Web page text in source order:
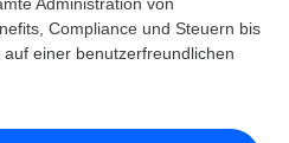
Kosten für Niederlassungen
bei der Einstellung
US-Bundesstaaten
berechnen
Compliance und Steuern bis
einer benutzerfreundlichen